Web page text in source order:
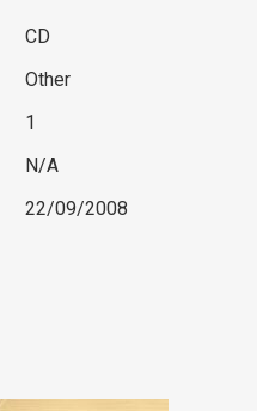
CD
Other
1
N/A
22/09/2008